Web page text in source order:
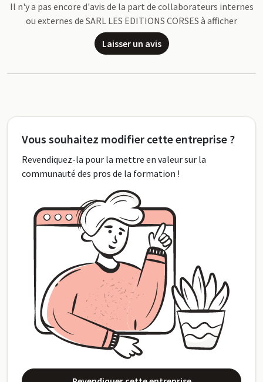
Il n'y a pas encore d'avis de la part de collaborateurs internes
ou externes de SARL LES EDITIONS CORSES à afficher
Laisser un avis
Vous souhaitez modifier cette entreprise ?
Revendiquez-la pour la mettre en valeur sur la
communauté des pros de la formation !